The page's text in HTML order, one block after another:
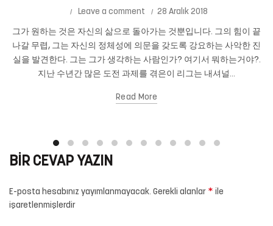
Leave a comment 28 Aralık 2018
그가 원하는 것은 자신의 삶으로 돌아가는 것뿐입니다. 그의 힘이 끝
나갈 무렵, 그는 자신의 정체성에 의문을 갖도록 강요하는 사악한 진
실을 발견한다. 그는 그가 생각하는 사람인가? 여기서 뭐하는거야?.
지난 수년간 많은 도전 과제를 겪은이 리그는 내셔널...
Read More
BIR CEVAP YAZIN
E-posta hesabınız yayımlanmayacak. Gerekli alanlar * ile
işaretlenmişlerdir